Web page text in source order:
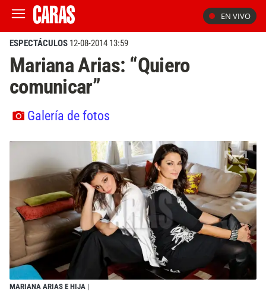
EN VIVO
ESPECTÁCULOS 12-08-2014 13:59
Mariana Arias: “Quiero
comunicar”
Galería de fotos
MARIANA ARIAS E HIJA |